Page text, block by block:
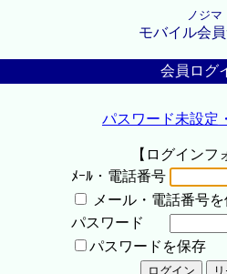
ノジマ
モバイル会
会員ログ
パスワード未設定
【ログインフ
ﾒｰﾙ・電話番号
メール・電話番号
パスワード
パスワードを保存